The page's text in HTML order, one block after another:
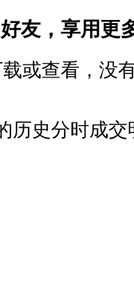
友，享用更
或查看，没
历史分时成